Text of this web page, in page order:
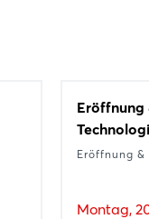
Eröffnung
Eröffnung
Montag,